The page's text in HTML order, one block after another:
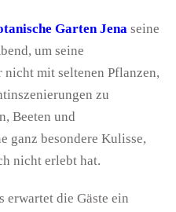
Garten Jena seine
um seine
nicht mit seltenen Pflanzen,
zu
Beeten und
ganz besondere Kulisse,
nicht erlebt hat.
erwartet die Gäste ein